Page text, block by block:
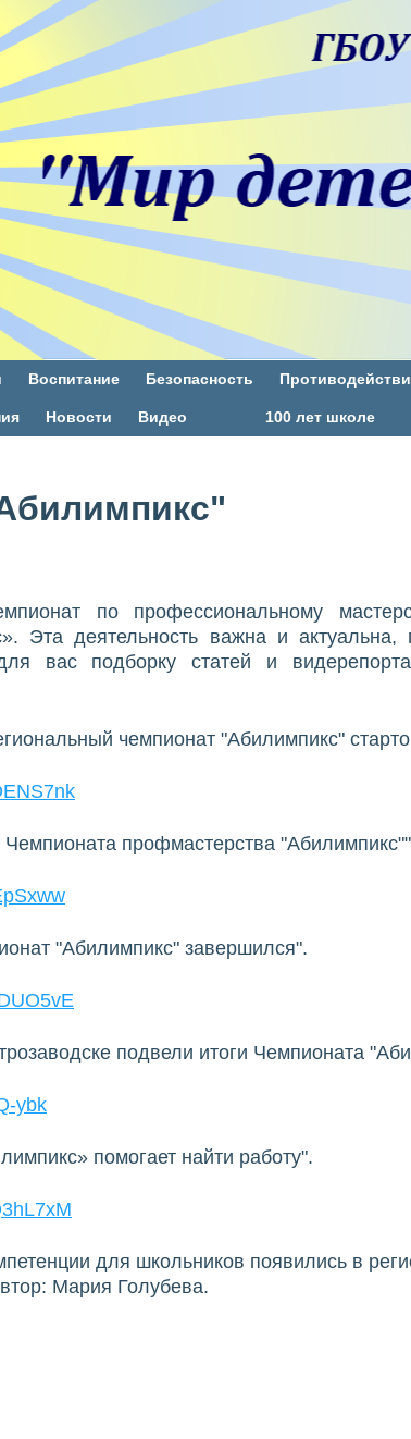
Воспитание Безопасность
Новости Видео 100 лет школе
по профессиональному
Эта деятельность важна и актуальна,
вас подборку статей и
чемпионат "Абилимпикс"
профмастерства
"Абилимпикс" завершился".
подвели итоги Чемпионата
ybk
помогает найти работу".
для школьников появились в
Мария Голубева.